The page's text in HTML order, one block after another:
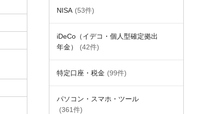
NISA (53件)
iDeCo（イデコ・個人型確定拠出
年金）
(42件)
特定口座・税金 (99件)
パソコン・スマホ・ツール
(361件)